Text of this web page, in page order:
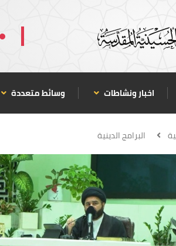
اخبار ونشاطات وسائط متعددة
البرامج الدينية